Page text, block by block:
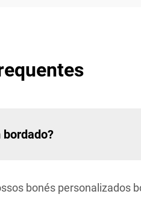
bonés personalizados